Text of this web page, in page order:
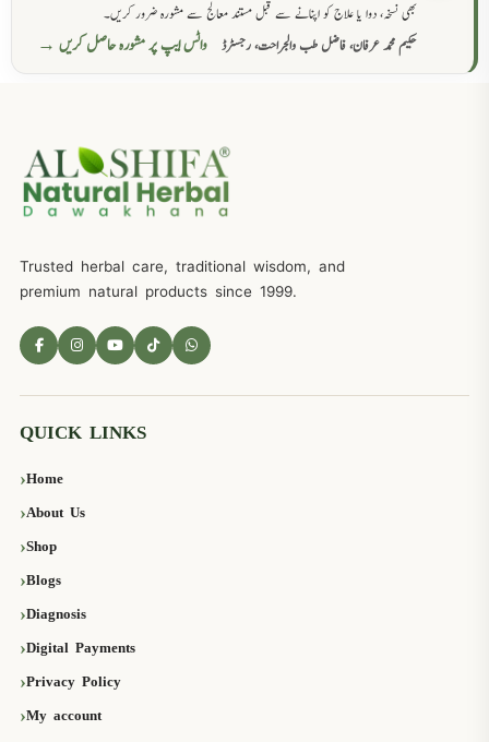
بھی نسخہ، دوا یا علاج کو اپنانے سے قبل مستند معالج سے مشورہ ضرور کریں۔
حکیم محمد عرفان، فاضل طب والجراحت، رجسٹرڈ
واٹس ایپ پر مشورہ حاصل کریں →
Trusted herbal care, traditional wisdom, and
premium natural products since 1999.
QUICK LINKS
Home
About Us
Shop
Blogs
Diagnosis
Digital Payments
Privacy Policy
My account